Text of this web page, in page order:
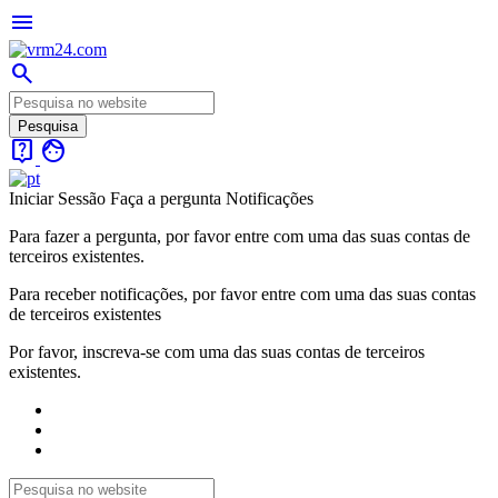
menu
search
live_help face
Iniciar Sessão Faça a pergunta Notificações
Para fazer a pergunta, por favor entre com uma das suas contas de
terceiros existentes.
Para receber notificações, por favor entre com uma das suas contas
de terceiros existentes
Por favor, inscreva-se com uma das suas contas de terceiros
existentes.